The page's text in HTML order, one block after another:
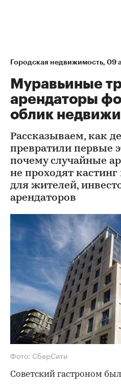
Городская недвижимость 09
Муравьиные
арендаторы
облик
Рассказываем, как
превратили первые
почему случайные
не проходят
для жителей,
арендаторов
Фото: СберСити
Советский гастроном